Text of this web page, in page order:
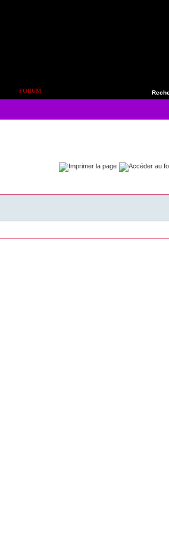
FORUM